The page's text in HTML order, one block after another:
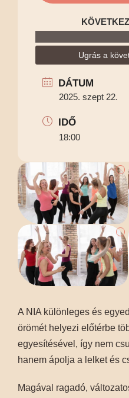
A NIA különleges és
örömét helyezi előtérbe
egyesítésével, így nem
hanem ápolja a lelket és
Magával ragadó,
Ugrás a
DÁTUM
2025. szept 22.
IDŐ
18:00